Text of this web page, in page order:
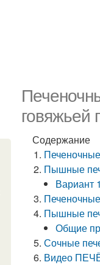
говяжьей
Содержание
Пышные
Вариант
Пышные
Общие
Сочные
Видео